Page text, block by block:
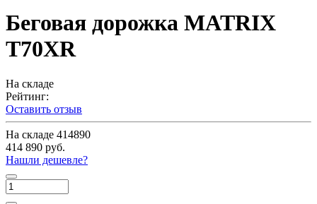
Беговая дорожка MATRIX
T70XR
На складе
Рейтинг:
Оставить отзыв
На складе 414890
414 890 руб.
Нашли дешевле?